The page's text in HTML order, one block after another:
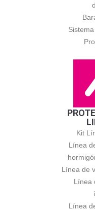
Kit
Línea
Línea de
Línea
Línea